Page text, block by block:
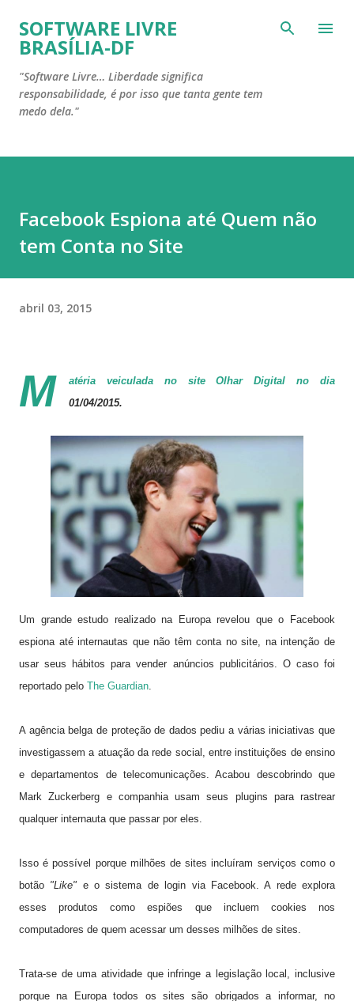
Pular para o conteúdo principal
SOFTWARE LIVRE
BRASÍLIA-DF
"Software Livre… Liberdade significa
responsabilidade, é por isso que tanta gente tem
medo dela."
Facebook Espiona até Quem não
tem Conta no Site
abril 03, 2015
M atéria veiculada no siteOlhar Digital no dia
01/04/2015.
Um grande estudo realizado na Europa revelou que o Facebook
espiona até internautas que não têm conta no site, na intenção de
usar seus hábitos para vender anúncios publicitários. O caso foi
reportado pelo The Guardian
A agência belga de proteção de dados pediu a várias iniciativas que
investigassem a atuação da rede social, entre instituições de ensino
e departamentos de telecomunicações. Acabou descobrindo que
Mark Zuckerberg e companhia usam seus plugins para rastrear
qualquer internauta que passar por eles.
Isso é possível porque milhões de sites incluíram serviços como o
botão "Like" e o sistema de login via Facebook. A rede explora
esses produtos como espiões que incluem cookies nos
computadores de quem acessar um desses milhões de sites.
Trata-se de uma atividade que infringe a legislação local, inclusive
porque na Europa todos os sites são obrigados a informar, no